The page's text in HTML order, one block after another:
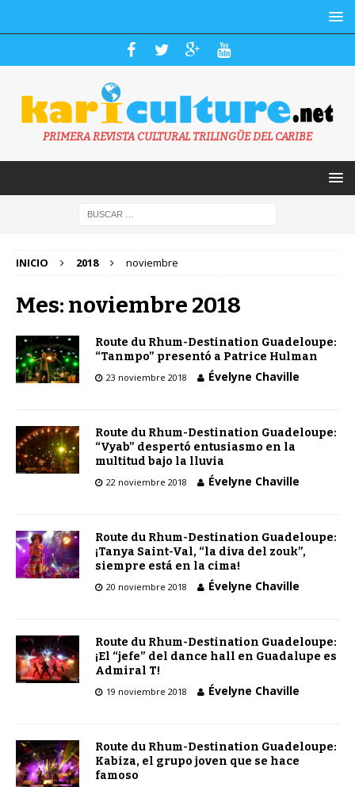
PRIMERA REVISTA CULTURAL TRILINGÜE DEL CARIBE
INICIO 2018 noviembre
Mes: noviembre 2018
Route du Rhum-Destination Guadeloupe:
“Tanmpo” presentó a Patrice Hulman
23 noviembre 2018 Évelyne Chaville
Route du Rhum-Destination Guadeloupe:
“Vyab” despertó entusiasmo en la
multitud bajo la lluvia
22 noviembre 2018 Évelyne Chaville
Route du Rhum-Destination Guadeloupe:
¡Tanya Saint-Val, “la diva del zouk”,
siempre está en la cima!
20 noviembre 2018 Évelyne Chaville
Route du Rhum-Destination Guadeloupe:
¡El “jefe” del dance hall en Guadalupe es
Admiral T!
19 noviembre 2018 Évelyne Chaville
Route du Rhum-Destination Guadeloupe:
Kabiza, el grupo joven que se hace
famoso